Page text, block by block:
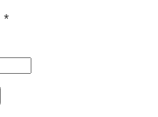
*必